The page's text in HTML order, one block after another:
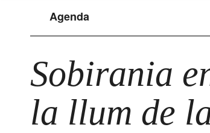
Agenda
Sobirania
la llum de